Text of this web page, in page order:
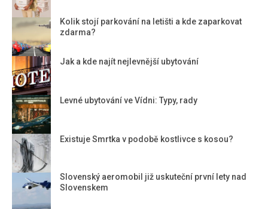
Kolik stojí parkování na letišti a kde zaparkovat
zdarma?
Jak a kde najít nejlevnější ubytování
Levné ubytování ve Vídni: Typy, rady
Existuje Smrtka v podobě kostlivce s kosou?
Slovenský aeromobil již uskuteční první lety nad
Slovenskem